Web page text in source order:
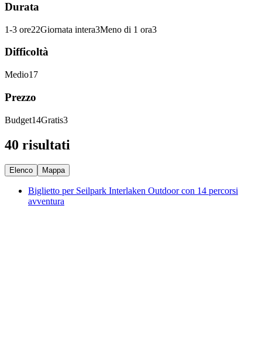
Durata
1-3 ore22Giornata intera3Meno di 1 ora3
Difficoltà
Medio17
Prezzo
Budget14Gratis3
40 risultati
Elenco Mappa
Biglietto per Seilpark Interlaken Outdoor con 14 percorsi
avventura